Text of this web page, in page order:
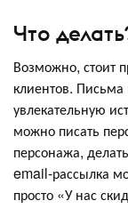
Что
Возможно, стоит
клиентов.
увлекательную
можно писать
персонажа,
email-рассылка
просто «У нас